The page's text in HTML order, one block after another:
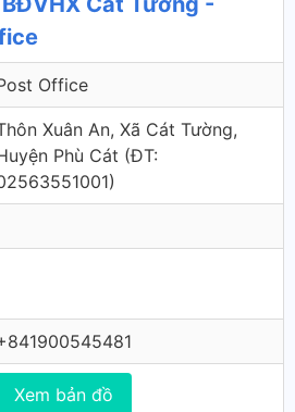
Office
Xuân An, Xã Cát Tường,
Phù Cát (ÐT:
Xem bản đồ